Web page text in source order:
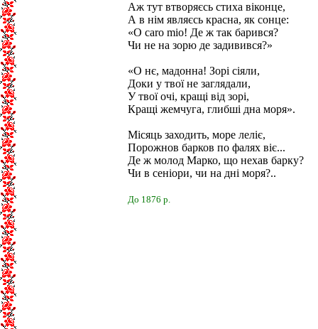
Аж тут втворяєсь стиха віконце,
А в нім являєсь красна, як сонце:
«О caro mio! Де ж так барився?
Чи не на зорю де задивився?»
«О нє, мадонна! Зорі сіяли,
Доки у твої не заглядали,
У твої очі, кращі від зорі,
Кращі жемчуга, глибші дна моря».
Місяць заходить, море леліє,
Порожнов барков по фалях віє...
Де ж молод Марко, що нехав барку?
Чи в сеніори, чи на дні моря?..
До 1876 р.